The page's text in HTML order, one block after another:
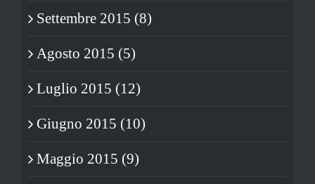
Settembre 2015 (8)
Agosto 2015 (5)
Luglio 2015 (12)
Giugno 2015 (10)
Maggio 2015 (9)